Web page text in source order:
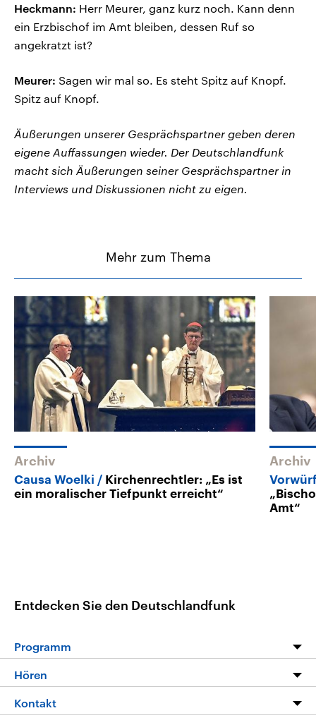
Heckmann: Herr Meurer, ganz kurz noch. Kann denn
ein Erzbischof im Amt bleiben, dessen Ruf so
angekratzt ist?
Meurer: Sagen wir mal so. Es steht Spitz auf Knopf.
Spitz auf Knopf.
Äußerungen unserer Gesprächspartner geben deren
eigene Auffassungen wieder. Der Deutschlandfunk
macht sich Äußerungen seiner Gesprächspartner in
Interviews und Diskussionen nicht zu eigen.
Mehr zum Thema
Archiv
Causa Woelki
Kirchenrechtler: „Es ist
ein moralischer Tiefpunkt erreicht“
Archiv
Amt“
Entdecken Sie den Deutschlandfunk
Programm
Die Nachrichten
Hören
Livestream
Kontakt